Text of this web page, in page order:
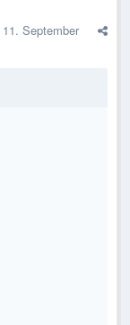
11. September